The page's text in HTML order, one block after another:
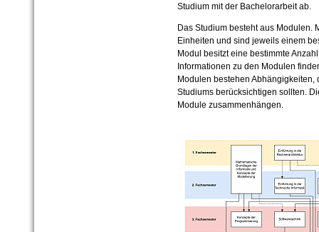
Studium mit der Bachelorarbeit ab.
Das Studium besteht aus
Einheiten und sind jeweils einem
Modul besitzt eine bestimmte
Informationen zu den Modulen
Modulen bestehen
Studiums berücksichtigen sollten.
Module zusammenhängen.